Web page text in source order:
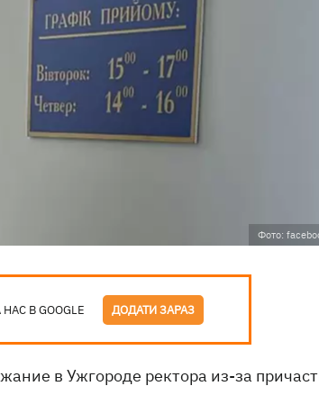
Фото:
В GOOGLE ДОДАТИ ЗАРАЗ
в Ужгороде ректора из-за